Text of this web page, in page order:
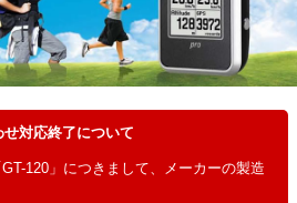
対応終了について
120」につきまして、メーカーの製造